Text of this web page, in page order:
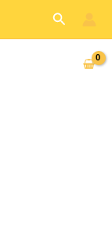
Buscar